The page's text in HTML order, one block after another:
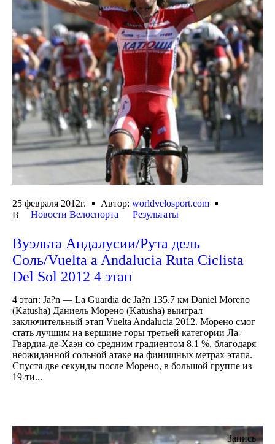
25 февраля 2012г. Автор: worldvelosport.com
В
Новости Велоспорта Результаты
Вуэльта Андалусии/Рута дель
Соль/Vuelta a Andalucia Ruta Ciclista
Del Sol 2012 4 этап
4 этап: Ja?n — La Guardia de Ja?n 135.7 км Daniel Moreno
(Katusha) Даниель Морено (Katusha) выиграл
заключительный этап Vuelta Andalucia 2012. Морено смог
стать лучшим на вершине горы третьей категории Ла-
Гвардиа-де-Хаэн со средним градиентом 8.1 %, благодаря
неожиданной сольной атаке на финишных метрах этапа.
Спустя две секунды после Морено, в большой группе из
19-ти...
Запись